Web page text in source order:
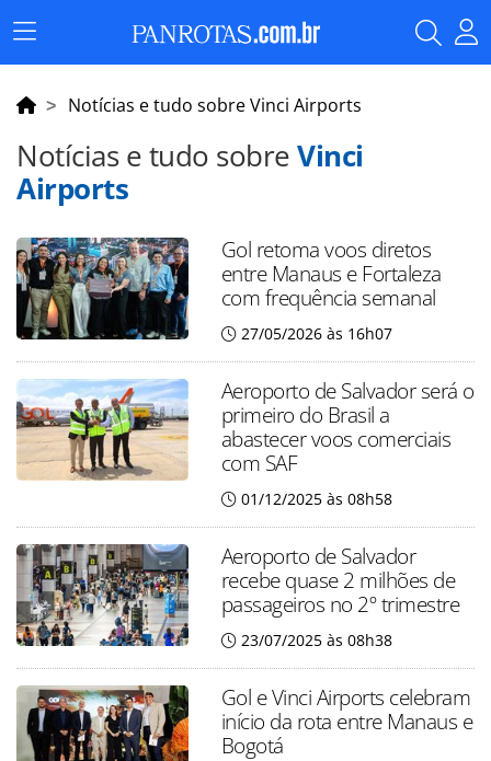
Menu
Principal
Notícias e tudo sobre Vinci Airports
Notícias e tudo sobreVinci
Airports
Gol retoma voos diretos
entre Manaus e Fortaleza
com frequência semanal
27/05/2026 às 16h07
Aeroporto de Salvador será o
primeiro do Brasil a
abastecer voos comerciais
com SAF
01/12/2025 às 08h58
Aeroporto de Salvador
recebe quase 2 milhões de
passageiros no 2º trimestre
23/07/2025 às 08h38
Gol e Vinci Airports celebram
início da rota entre Manaus e
Bogotá